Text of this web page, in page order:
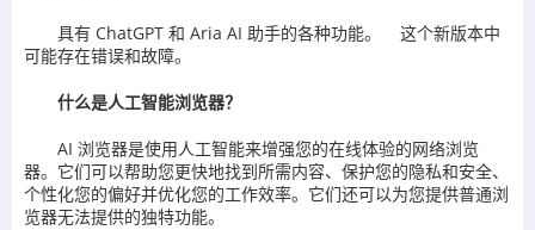
具有 ChatGPT 和 Aria AI 助手的各种功能。 这个新版本中
可能存在错误和故障。
什么是人工智能浏览器？
AI 浏览器是使用人工智能来增强您的在线体验的网络浏览
器。它们可以帮助您更快地找到所需内容、保护您的隐私和安全、
个性化您的偏好并优化您的工作效率。它们还可以为您提供普通浏
览器无法提供的独特功能。